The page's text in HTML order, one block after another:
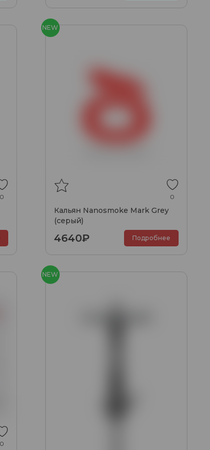
0
NEW
0
Кальян Nanosmoke Mark Grey
(серый)
4640₽ Подробнее
0
NEW